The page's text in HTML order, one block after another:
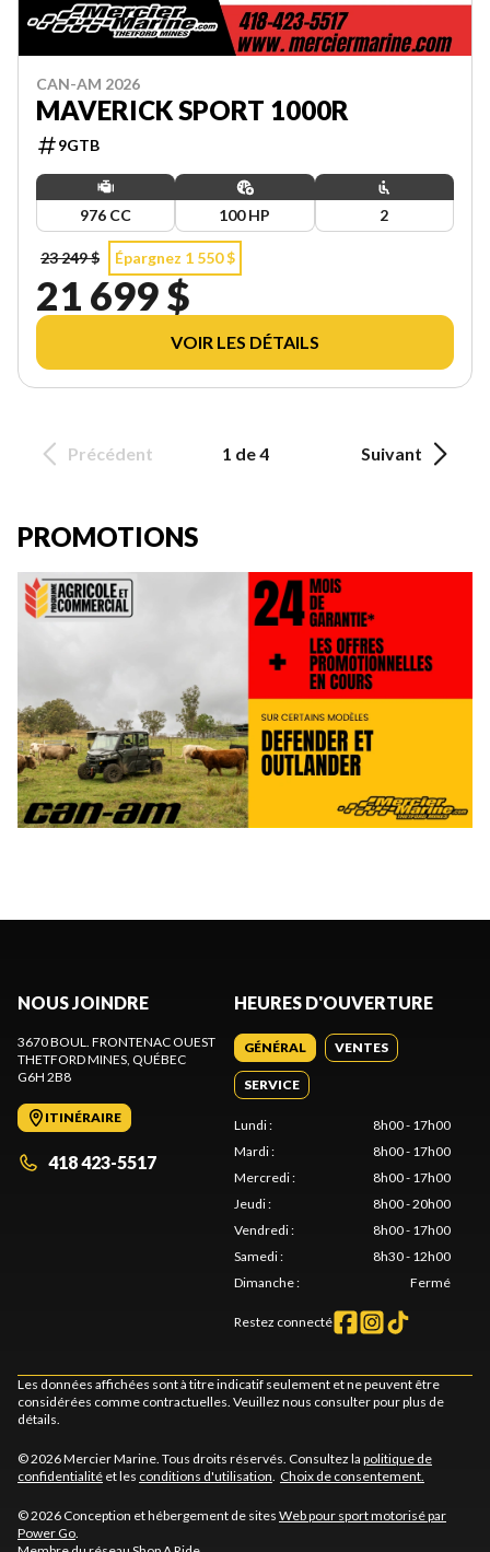
CAN-AM 2026
MAVERICK SPORT 1000R
9GTB
976 CC 100 HP 2
23 249 $ Épargnez 1 550 $
21 699 $
VOIR LES DÉTAILS
Précédent 1 de 4 Suivant
PROMOTIONS
NOUS JOINDRE
3670 BOUL. FRONTENAC OUEST
THETFORD MINES, QUÉBEC
G6H 2B8
ITINÉRAIRE
418 423-5517
HEURES D'OUVERTURE
GÉNÉRAL VENTES
SERVICE
Lundi:
8h00 - 17h00
Mardi:
8h00 - 17h00
Mercredi:
8h00 - 17h00
Jeudi:
8h00 - 20h00
Vendredi:
8h00 - 17h00
Samedi:
8h30 - 12h00
Dimanche: Fermé
Restez connecté
Les données affichées sont à titre indicatif seulement et ne peuvent être
considérées comme contractuelles. Veuillez nous consulter pour plus de
détails.
© 2026 Mercier Marine. Tous droits réservés. Consultez la politique de
confidentialité et les conditions d'utilisation. Choix de consentement.
© 2026 Conception et hébergement de sites Web pour sport motorisé par
Power Go.